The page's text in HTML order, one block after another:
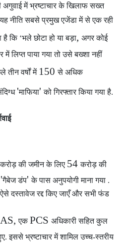
अगुवाई में भ्रष्टाचार के खिलाफ सख्त
यह नीति सबसे प्रमुख एजेंडा में से एक रही
कि ‘भले छोटा हो या बड़ा, अगर कोई
में लिप्त पाया गया तो उसे बख्शा नहीं
तीन वर्षों में 150से अधिक
'माफिया'को गिरफ्तार किया गया है.
करोड़ की जमीन के लिए 54करोड़ की
'गैबेज डंप'के पास अनुपयोगी माना गया .
ऐसे दस्तावेज रद्द किए जाएँ और सभी फंड
एकPCS अधिकारी सहित कुल
इससे भ्रष्टाचार में शामिल उच्च-स्तरीय